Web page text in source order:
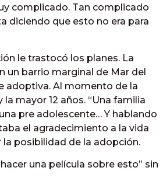
complicado. Tan complicado
diciendo que esto no era para
le trastocó los planes. La
un barrio marginal de Mar del
adoptiva. Al momento de la
mayor 12 años. “Una familia
pre adolescente… Y hablando
el agradecimiento a la vida
posibilidad de la adopción.
una película sobre esto” sin